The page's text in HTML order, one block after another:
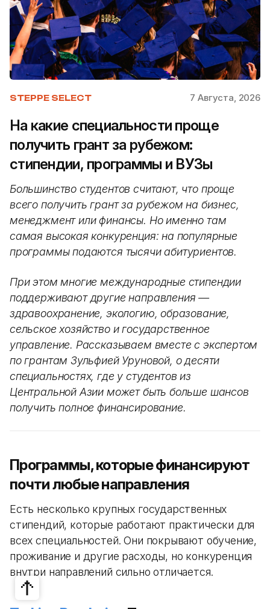
STEPPE SELECT 7 Августа, 2026
На какие специальности проще
получить грант за рубежом:
стипендии, программы и ВУЗы
Большинство студентов считают, что проще
всего получить грант за рубежом на бизнес,
менеджмент или финансы. Но именно там
самая высокая конкуренция: на популярные
программы подаются тысячи абитуриентов.
При этом многие международные стипендии
поддерживают другие направления —
здравоохранение, экологию, образование,
сельское хозяйство и государственное
управление. Рассказываем вместе с экспертом
по грантам Зульфией Уруновой, о десяти
специальностях, где у студентов из
Центральной Азии может быть больше шансов
получить полное финансирование.
Программы, которые финансируют
почти любые направления
Есть несколько крупных государственных
стипендий, которые работают практически для
всех специальностей. Они покрывают обучение,
проживание и другие расходы, но конкуренция
внутри направлений сильно отличается.